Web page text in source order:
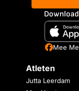
Mee
Atleten
Jutta Leerdam